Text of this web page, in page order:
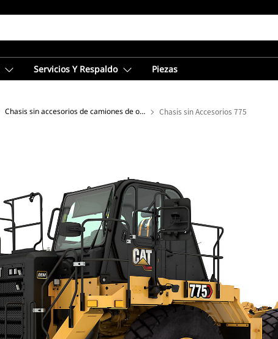
Servicios Y Respaldo Piezas
Chasis sin accesorios de camiones de obras Chasis sin Accesorios 775